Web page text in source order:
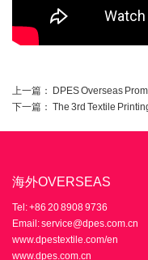
上一篇： DPES Overseas
下一篇： The 3rd Textile
海外OVERSEAS
Tel: +86 20 8908 9736
Email: service@dpes.com.cn
www.dpestextile.com/en
www.dpes.com.cn